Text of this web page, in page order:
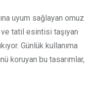
uyum sağlayan omuz
tatil esintisi taşıyan
Günlük kullanıma
koruyan bu tasarımlar,